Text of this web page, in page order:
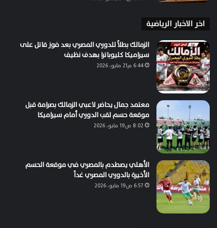
اخر الاخبار الرياضية
الزمالك بطلاً للدوري المصري بعد فوز قاتل على
سيراميكا كليوباترا بهدف نظيف
6:44 م21 مايو، 2026
معتمد جمال يحاضر لاعبي الزمالك بصرامة قبل
موقعة حسم لقب الدوري أمام سيراميكا
8:02 ص19 مايو، 2026
الأهلي يصطدم بالمصري في موقعة الحسم
الأخيرة بالدوري المصري غداً
6:57 ص19 مايو، 2026